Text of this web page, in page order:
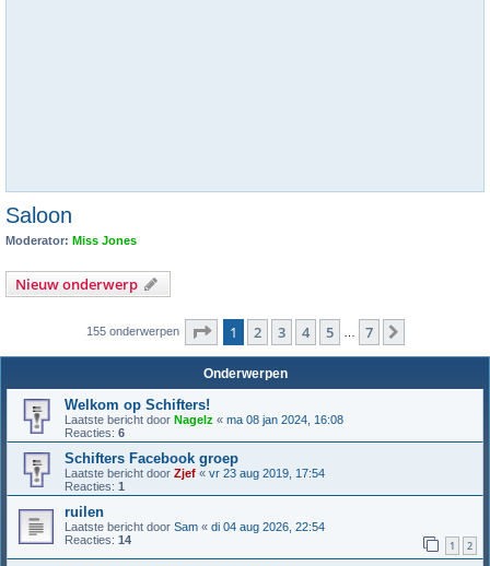
Saloon
Moderator: Miss Jones
Nieuw onderwerp
155 onderwerpen Pagina van 7
1 2 3 4 5 7
Onderwerpen
Welkom op Schifters!
Laatste bericht door Nagelz « ma 08 jan 2024, 16:08
Reacties: 6
Schifters Facebook groep
Laatste bericht door Zjef « vr 23 aug 2019, 17:54
Reacties: 1
ruilen
Laatste bericht door Sam « di 04 aug 2026, 22:54
Reacties: 14 1 2